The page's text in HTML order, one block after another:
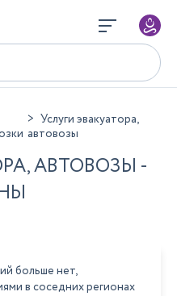
Услуги эвакуатора,
автовозы
АВТОВОЗЫ -
больше нет,
в соседних регионах